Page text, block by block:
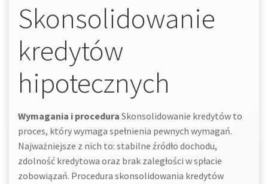
Skonsolidowanie
kredytów
hipotecznych
Wymagania i procedura Skonsolidowanie kredytów to
proces, który wymaga spełnienia pewnych wymagań.
Najważniejsze z nich to: stabilne źródło dochodu,
zdolność kredytowa oraz brak zaległości w spłacie
zobowiązań. Procedura skonsolidowania kredytów